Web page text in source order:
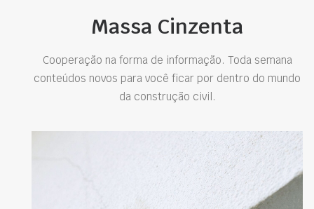
Massa Cinzenta
Cooperação na forma de informação. Toda semana
conteúdos novos para você ficar por dentro do mundo
da construção civil.